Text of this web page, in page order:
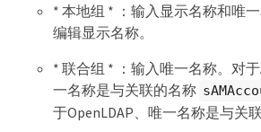
* 本地组 * ：输入显示名称和唯
编辑显示名称。
* 联合组 * ：输入唯一名称。对
一名称是与关联的名称
于OpenLDAP、唯一名称是与关